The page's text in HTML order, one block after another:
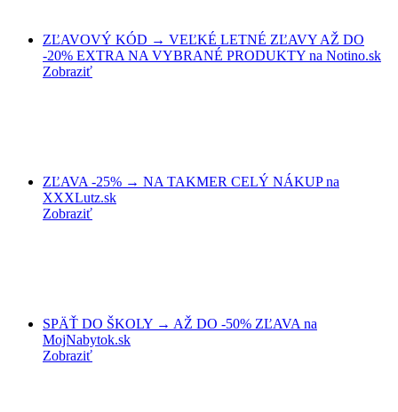
ZĽAVOVÝ KÓD → VEĽKÉ LETNÉ ZĽAVY AŽ DO
-20% EXTRA NA VYBRANÉ PRODUKTY na Notino.sk
Zobraziť
ZĽAVA -25% → NA TAKMER CELÝ NÁKUP na
XXXLutz.sk
Zobraziť
SPÄŤ DO ŠKOLY → AŽ DO -50% ZĽAVA na
MojNabytok.sk
Zobraziť